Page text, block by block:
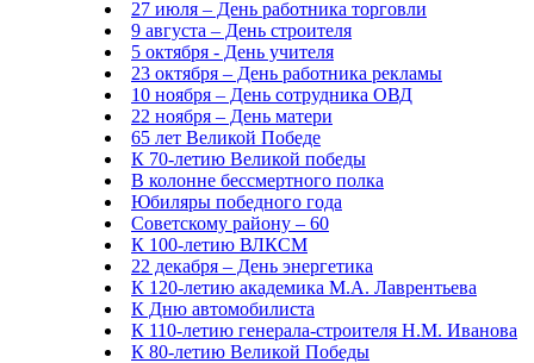
27 июля – День работника торговли
9 августа – День строителя
5 октября - День учителя
23 октября – День работника рекламы
10 ноября – День сотрудника ОВД
22 ноября – День матери
65 лет Великой Победе
К 70-летию Великой победы
В колонне бессмертного полка
Юбиляры победного года
Советскому району – 60
К 100-летию ВЛКСМ
22 декабря – День энергетика
К 120-летию академика М.А. Лаврентьева
К Дню автомобилиста
К 110-летию генерала-строителя Н.М. Иванова
К 80-летию Великой Победы